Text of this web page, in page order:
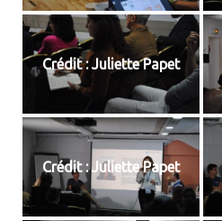
Crédit : Juliette Papet
Crédit : Juliette Papet